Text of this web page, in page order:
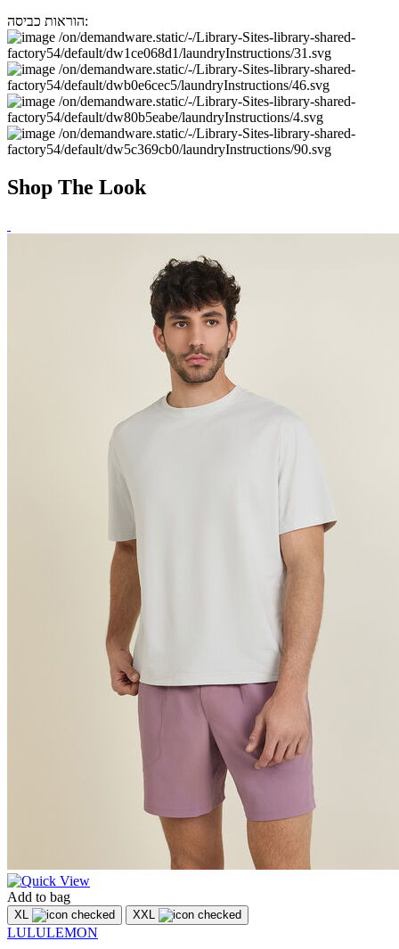
הוראות כביסה:
Shop The Look
Add to bag
XL XXL
LULULEMON